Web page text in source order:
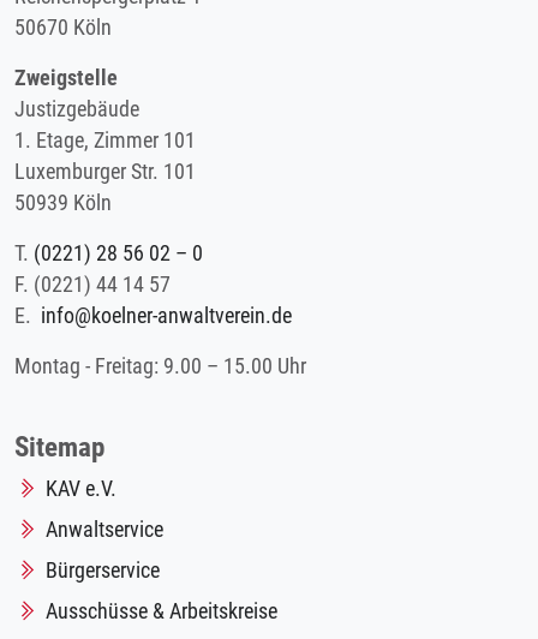
50670 Köln
Zweigstelle
Justizgebäude
1. Etage, Zimmer 101
Luxemburger Str. 101
50939 Köln
T. (0221) 28 56 02 – 0
F. (0221) 44 14 57
E. info@koelner-anwaltverein.de
Montag - Freitag: 9.00 – 15.00 Uhr
Sitemap
KAV e.V.
Anwaltservice
Bürgerservice
Ausschüsse & Arbeitskreise